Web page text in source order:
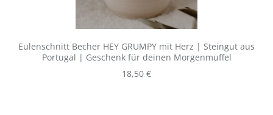
Eulenschnitt Becher HEY GRUMPY mit Herz | Steingut aus
Portugal | Geschenk für deinen Morgenmuffel
Regulärer Preis:
18,50 €